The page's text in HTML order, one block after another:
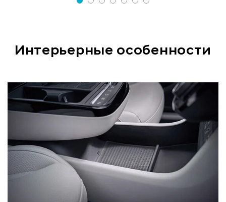
Интерьерные особенности